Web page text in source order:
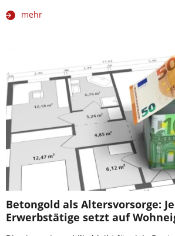
mehr
Betongold als Altersvorsorge:
Erwerbstätige setzt auf